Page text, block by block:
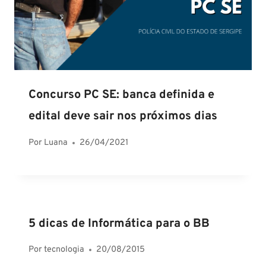
Concurso PC SE: banca definida e
edital deve sair nos próximos dias
Por Luana 26/04/2021
5 dicas de Informática para o BB
Portecnologia 20/08/2015